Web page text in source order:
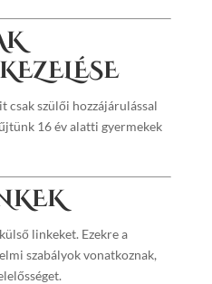
csak szülői hozzájárulással
16 év alatti gyermekek
linkeket. Ezekre a
szabályok vonatkoznak,